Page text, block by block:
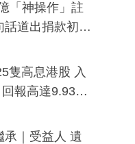
「神操作」註
話道出捐款初
手段
隻高息港股 入
報高達9.93
承｜受益人 遺